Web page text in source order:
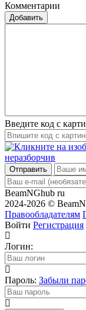
Комментарии
Добавить
Введите код с
Отправить
BeamNGhub ru
2024-2026 ©
Правообладателям
Войти Регистрация
Логин:
Пароль: Забыли